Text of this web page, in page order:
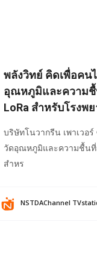
พลังวิทย์ คิดเพื่อคน
อุณหภูมิและความ
LoRa สำหรับโรงพ
บริษัทโนวากรีน เพาเวอ
วัดอุณหภูมิและความชื้น
สำหร
NSTDAChannel